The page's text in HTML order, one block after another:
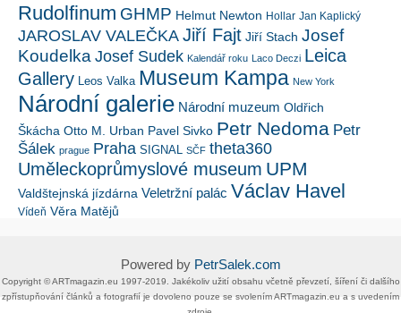
Rudolfinum GHMP Helmut Newton Hollar Jan Kaplický
JAROSLAV VALEČKA Jiří Fajt Jiří Stach Josef
Koudelka Josef Sudek Kalendář roku Laco Deczi Leica
Gallery Leos Valka Museum Kampa New York
Národní galerie Národní muzeum Oldřich
Škácha Otto M. Urban Pavel Sivko Petr Nedoma Petr
Šálek prague Praha SIGNAL SČF theta360
Uměleckoprůmyslové museum UPM
Valdštejnská jízdárna Veletržní palác Václav Havel
Vídeň Věra Matějů
Powered by PetrSalek.com
Copyright ©​ ​​ARTmagazin.eu ​1997-2019​.​ Jakékoliv užití obsahu včetně převzetí, šíření či dalšího
zpřístupňování článků a fotografií je dovoleno pouze se svolením ​ARTmagazin.eu​ ​a s uvedením